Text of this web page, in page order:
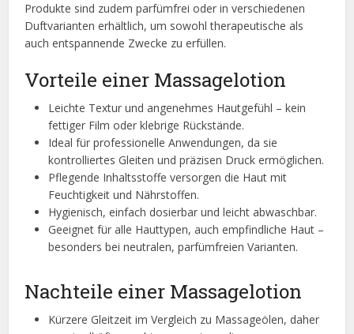
Produkte sind zudem parfümfrei oder in verschiedenen
Duftvarianten erhältlich, um sowohl therapeutische als
auch entspannende Zwecke zu erfüllen.
Vorteile einer Massagelotion
Leichte Textur und angenehmes Hautgefühl – kein
fettiger Film oder klebrige Rückstände.
Ideal für professionelle Anwendungen, da sie
kontrolliertes Gleiten und präzisen Druck ermöglichen.
Pflegende Inhaltsstoffe versorgen die Haut mit
Feuchtigkeit und Nährstoffen.
Hygienisch, einfach dosierbar und leicht abwaschbar.
Geeignet für alle Hauttypen, auch empfindliche Haut –
besonders bei neutralen, parfümfreien Varianten.
Nachteile einer Massagelotion
Kürzere Gleitzeit im Vergleich zu Massageölen, daher